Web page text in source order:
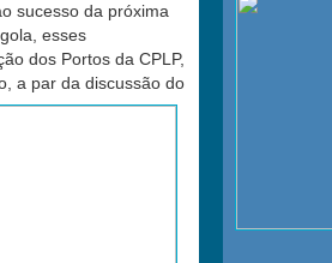
sucesso da próxima
esses
dos Portos da CPLP,
a par da discussão do